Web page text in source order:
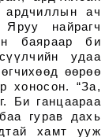
ардчиллын ач
найрагч
баяраар би
удаа
өөрөө
хоносон. “За,
Би ганцаараа
гурав дахь
хамт ууж